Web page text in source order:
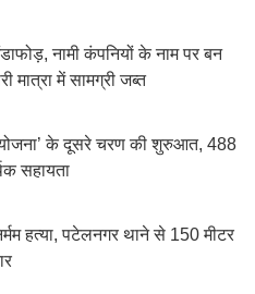
नामी कंपनियों के नाम पर बन
मात्रा में सामग्री जब्त
योजना’ के दूसरे चरण की शुरुआत, 488
सहायता
हत्या, पटेलनगर थाने से 150 मीटर